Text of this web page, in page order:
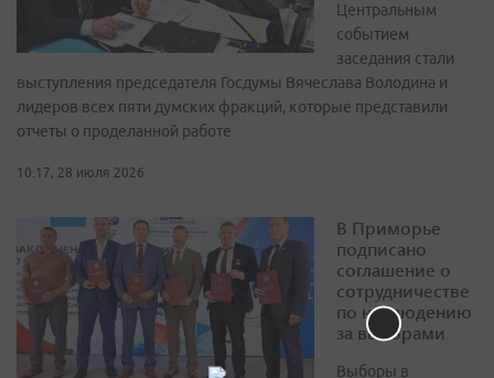
Центральным
событием
заседания стали
выступления председателя Госдумы Вячеслава Володина и
лидеров всех пяти думских фракций, которые представили
отчеты о проделанной работе
10:17, 28 июля 2026
В Приморье
подписано
соглашение о
сотрудничестве
по наблюдению
за выборами
Выборы в